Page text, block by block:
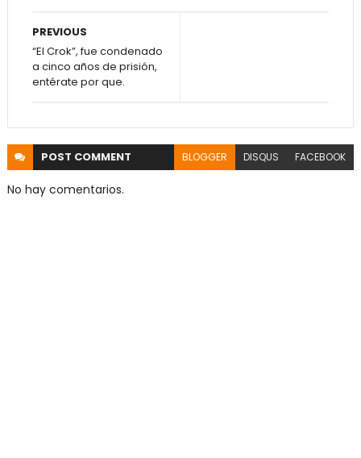
PREVIOUS
“El Crok”, fue condenado
a cinco años de prisión,
entérate por que.
POST COMMENT BLOGGER DISQUS FACEBOOK
No hay comentarios.